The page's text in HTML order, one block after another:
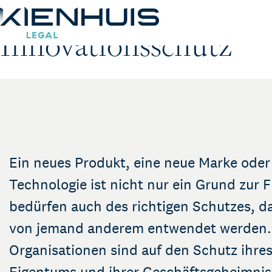
Arbeiten bei
Kontakt
Geistiges Eigentum
Innovationsschutz
Ein neues Produkt, eine neue Marke
Technologie ist nicht nur ein Grund zur
bedürfen auch des richtigen Schutzes,
von jemand anderem entwendet
Organisationen sind auf den Schutz